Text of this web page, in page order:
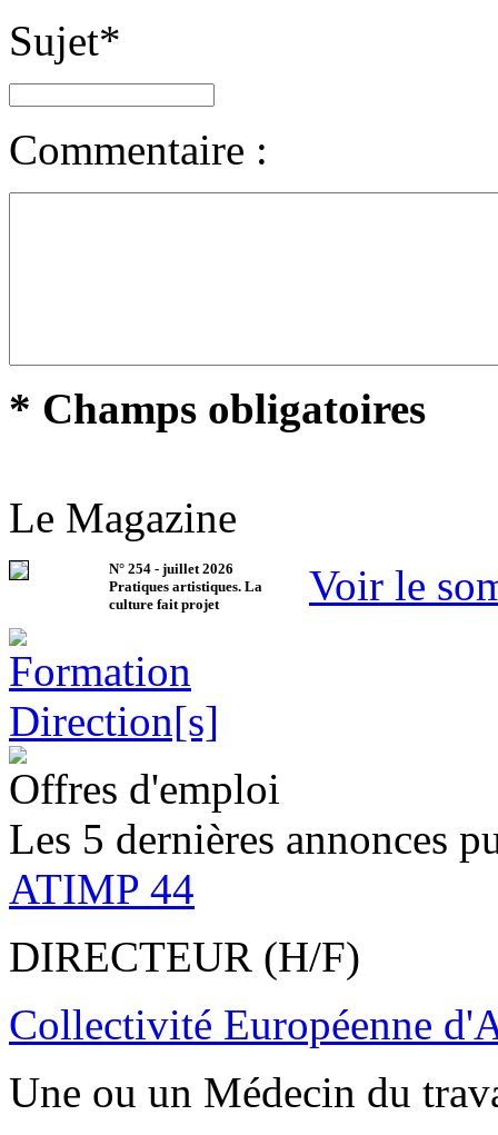
Sujet*
Commentaire :
* Champs obligatoires
Le Magazine
N° 254 - juillet 2026
Pratiques artistiques. La
culture fait projet
Voir le
Offres d'emploi
Les 5 dernières annonces
ATIMP 44
DIRECTEUR (H/F)
Collectivité Européenne
Une ou un Médecin du